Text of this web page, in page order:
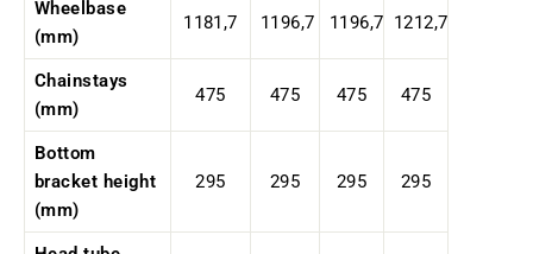
Wheelbase
(mm)
1181,7 1196,7 1196,7 1212,7
Chainstays
(mm)
475 475 475 475
Bottom
bracket height
(mm)
295 295 295 295